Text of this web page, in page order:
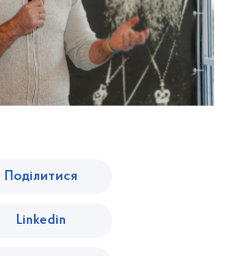
Поділитися
Linkedin